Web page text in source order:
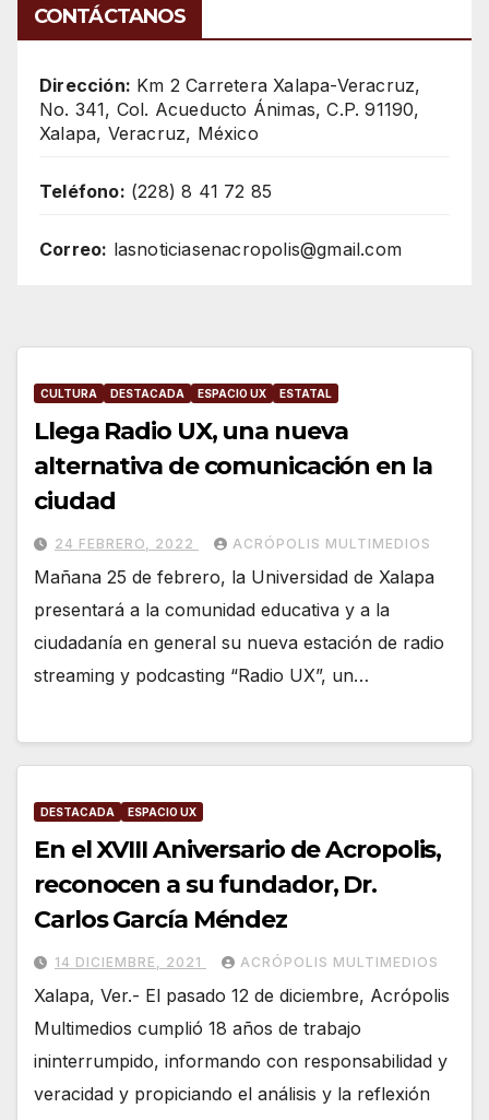
CONTÁCTANOS
Dirección: Km 2 Carretera Xalapa-Veracruz,
No. 341, Col. Acueducto Ánimas, C.P. 91190,
Xalapa, Veracruz, México
Teléfono: (228) 8 41 72 85
Correo: lasnoticiasenacropolis@gmail.com
CULTURA DESTACADA ESPACIO UX ESTATAL
Llega Radio UX, una nueva
alternativa de comunicación en la
ciudad
24 FEBRERO, 2022 ACRÓPOLIS MULTIMEDIOS
Mañana 25 de febrero, la Universidad de Xalapa
presentará a la comunidad educativa y a la
ciudadanía en general su nueva estación de radio
streaming y podcasting “Radio UX”, un…
DESTACADA ESPACIO UX
En el XVIII Aniversario de Acropolis,
reconocen a su fundador, Dr.
Carlos García Méndez
14 DICIEMBRE, 2021 ACRÓPOLIS MULTIMEDIOS
Xalapa, Ver.- El pasado 12 de diciembre, Acrópolis
Multimedios cumplió 18 años de trabajo
ininterrumpido, informando con responsabilidad y
veracidad y propiciando el análisis y la reflexión